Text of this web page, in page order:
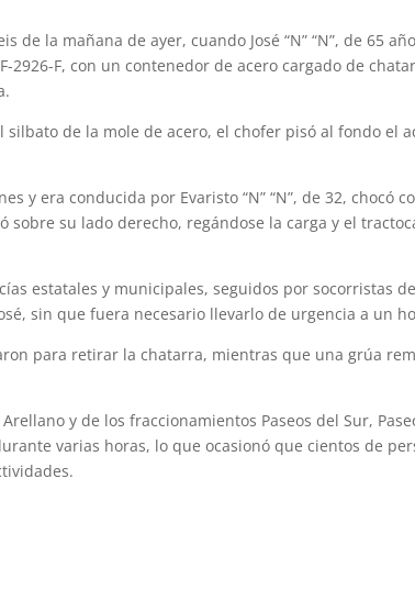
de la mañana de ayer, cuando José “N” “N”, de 65
F, con un contenedor de acero cargado de
de la mole de acero, el chofer pisó al fondo el
y era conducida por Evaristo “N” “N”, de 32, chocó
sobre su lado derecho, regándose la carga y el
estatales y municipales, seguidos por socorristas
sin que fuera necesario llevarlo de urgencia a un
para retirar la chatarra, mientras que una grúa
y de los fraccionamientos Paseos del Sur,
varias horas, lo que ocasionó que cientos de